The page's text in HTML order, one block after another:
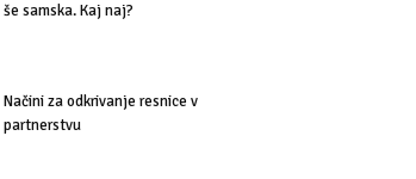
še samska. Kaj naj?
Načini za odkrivanje resnice v
partnerstvu